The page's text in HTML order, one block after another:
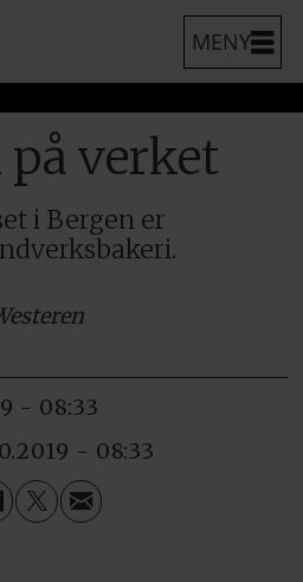
verket
i Bergen er
- 08:33
- 08:33